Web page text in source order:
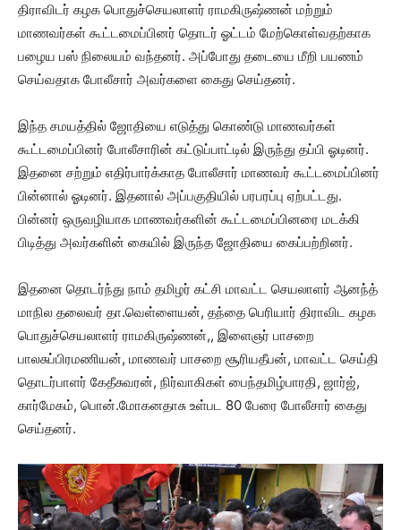
திராவிடர் கழக பொதுச்செயலாளர் ராமகிருஷ்ணன் மற்றும்
மாணவர்கள் கூட்டமைப்பினர் தொடர் ஓட்டம் மேற்கொள்வதற்காக
பழைய பஸ் நிலையம் வந்தனர். அப்போது தடையை மீறி பயணம்
செய்வதாக போலீசார் அவர்களை கைது செய்தனர்.
இந்த சமயத்தில் ஜோதியை எடுத்து கொண்டு மாணவர்கள்
கூட்டமைப்பினர் போலீசாரின் கட்டுப்பாட்டில் இருந்து தப்பி ஓடினர்.
இதனை சற்றும் எதிர்பார்க்காத போலீசார் மாணவர் கூட்டமைப்பினர்
பின்னால் ஓடினர். இதனால் அப்பகுதியில் பரபரப்பு ஏற்பட்டது.
பின்னர் ஒருவழியாக மாணவர்களின் கூட்டமைப்பினரை மடக்கி
பிடித்து அவர்களின் கையில் இருந்த ஜோதியை கைப்பற்றினர்.
இதனை தொடர்ந்து நாம் தமிழர் கட்சி மாவட்ட செயலாளர் ஆனந்த்
மாநில தலைவர் தா.வெள்ளையன், தந்தை பெரியார் திராவிட கழக
பொதுச்செயலாளர் ராமகிருஷ்ணன்,, இளைஞர் பாசறை
பாலசுப்பிரமணியன், மாணவர் பாசறை சூரியதீபன், மாவட்ட செய்தி
தொடர்பாளர் கேதீசுவரன், நிர்வாகிகள் பைந்தமிழ்பாரதி, ஜார்ஜ்,
கார்மேகம், பொன்.மோகனதாசு உள்பட 80 பேரை போலீசார் கைது
செய்தனர்.